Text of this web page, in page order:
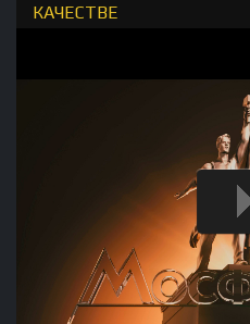
КАЧЕСТВЕ